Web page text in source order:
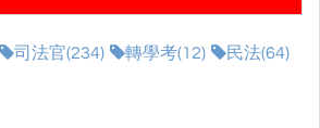
114年司律二試（權利外觀理論與表見代
大、政大轉學考重要題目。
司法官(234) 轉學考(12)
民法(64)